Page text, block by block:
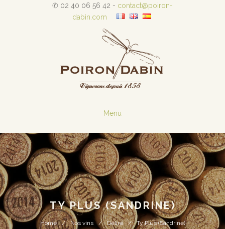
✆ 02 40 06 56 42 - contact@poiron-
dabin.com
Menu
TY PLUS (SANDRINE)
Home Nos vins Délire Ty Plus (Sandrine)